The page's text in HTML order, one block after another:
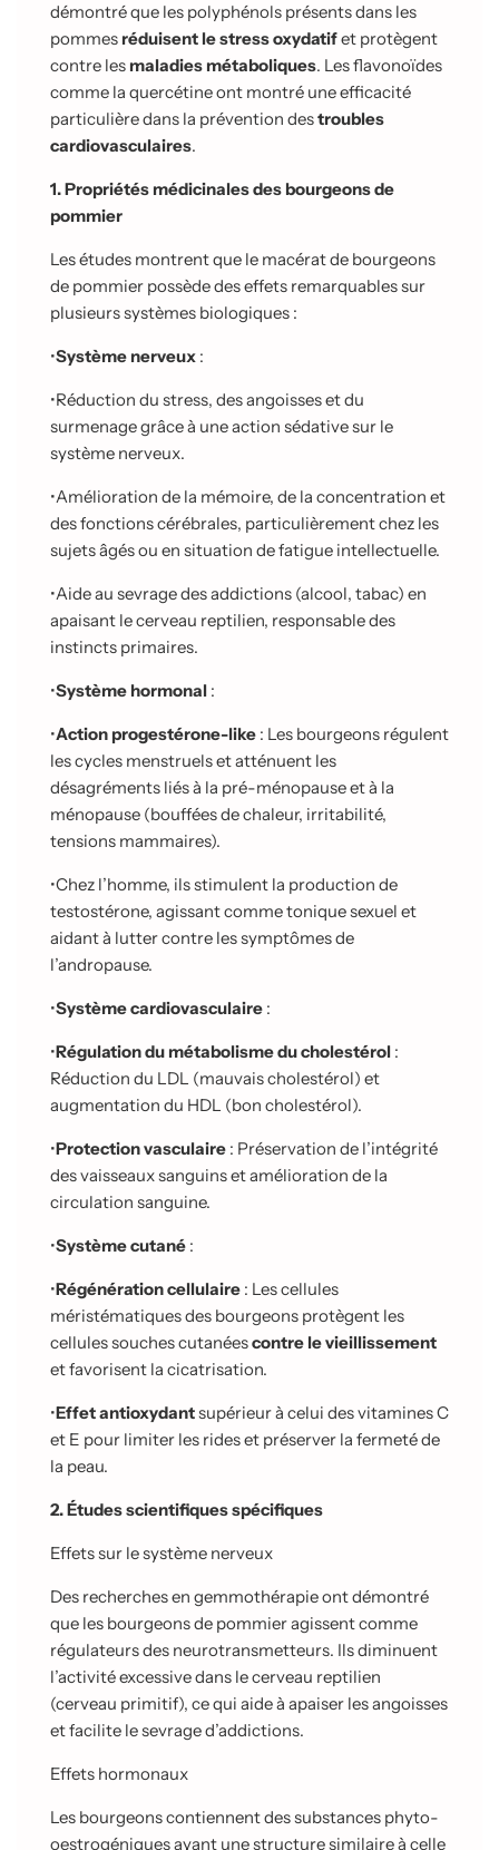
démontré que les polyphénols présents dans les
pommes réduisent le stress oxydatifet protègent
contre les maladies métaboliques. Les flavonoïdes
comme la quercétine ont montré une efficacité
particulière dans la prévention destroubles
cardiovasculaires.
1. Propriétés médicinales des bourgeons de
pommier
Les études montrent que le macérat de bourgeons
de pommier possède des effets remarquables sur
plusieurs systèmes biologiques :
•Système nerveux :
•Réduction du stress, des angoisses et du
surmenage grâce à une action sédative sur le
système nerveux.
•Amélioration de la mémoire, de la concentration et
des fonctions cérébrales, particulièrement chez les
sujets âgés ou en situation de fatigue intellectuelle.
•Aide au sevrage des addictions (alcool, tabac) en
apaisant le cerveau reptilien, responsable des
instincts primaires.
•Système hormonal :
•Action progestérone-like : Les bourgeons régulent
les cycles menstruels et atténuent les
désagréments liés à la pré-ménopause et à la
ménopause (bouffées de chaleur, irritabilité,
tensions mammaires).
•Chez l’homme, ils stimulent la production de
testostérone, agissant comme tonique sexuel et
aidant à lutter contre les symptômes de
l’andropause.
•Système cardiovasculaire :
•Régulation du métabolisme du cholestérol :
Réduction du LDL (mauvais cholestérol) et
augmentation du HDL (bon cholestérol).
•Protection vasculaire : Préservation de l’intégrité
des vaisseaux sanguins et amélioration de la
circulation sanguine.
•Système cutané :
•Régénération cellulaire : Les cellules
méristématiques des bourgeons protègent les
cellules souches cutanéescontre le vieillissement
et favorisent la cicatrisation.
•Effet antioxydantsupérieur à celui des vitamines C
et E pour limiter les rides et préserver la fermeté de
la peau.
2. Études scientifiques spécifiques
Effets sur le système nerveux
Des recherches en gemmothérapie ont démontré
que les bourgeons de pommier agissent comme
régulateurs des neurotransmetteurs. Ils diminuent
l’activité excessive dans le cerveau reptilien
(cerveau primitif), ce qui aide à apaiser les angoisses
et facilite le sevrage d’addictions.
Effets hormonaux
Les bourgeons contiennent des substances phyto-
oestrogéniques ayant une structure similaire à celle